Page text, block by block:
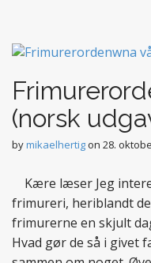
t
e
t
(norsk
bymikaelhertigon 28.
Kære læser Jeg
frimureri, heriblandt
frimurerne en skjult
Hvad gør de så i givet